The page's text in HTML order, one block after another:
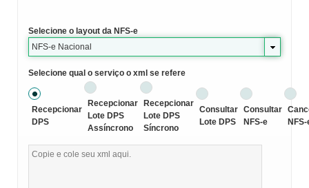
Selecione o layout da NFS-e
NFS-e Nacional
Selecione qual o serviço o xml se refere
Recepcionar
DPS
Recepcionar
Lote DPS
Assíncrono
Recepcionar
Lote DPS
Síncrono
Consultar
Lote DPS
Consultar
NFS-e
NFS-